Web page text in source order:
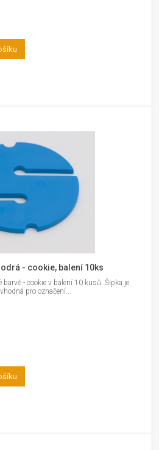
- cookie, balení 10ks
barvě - cookie v balení 10 kusů. Šipka je
pro označení...